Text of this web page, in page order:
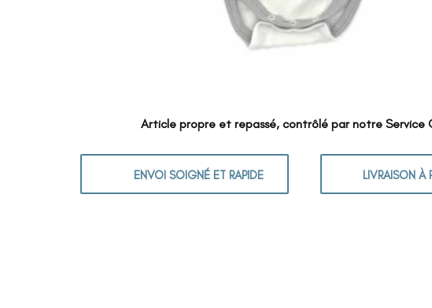
Article propre et repassé, contrôlé par notre Service
ENVOI SOIGNÉ ET RAPIDE LIVRAISON À